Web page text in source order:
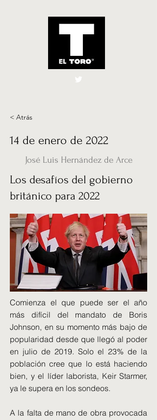
El Toro España
< Atrás
14 de enero de 2022
José Luis Hernández de Arce
Los desafíos del gobierno
británico para 2022
Comienza el que puede ser el año
más difícil del mandato de Boris
Johnson, en su momento más bajo de
popularidad desde que llegó al poder
en julio de 2019. Solo el 23% de la
población cree que lo está haciendo
bien, y el líder laborista, Keir Starmer,
ya le supera en los sondeos.
A la falta de mano de obra provocada